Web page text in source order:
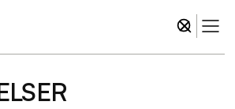
nyt album, live-vokal og